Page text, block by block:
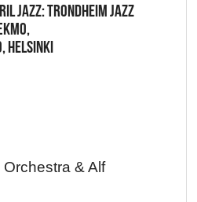
JAZZ: TRONDHEIM JAZZ
HELSINKI
& Alf